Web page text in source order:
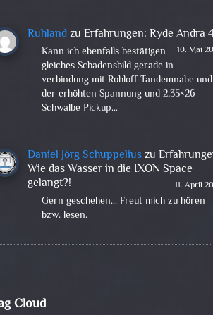
RuhlandzuErfahrungen: Ryde Andra
10. Mai
Kann ich ebenfalls bestätigen
gleiches Schadensbild gerade in
verbindung mit Rohloff Tandemnabe und
der erhöhten Spannung und 2,35×26
Schwalbe Pickup…
Daniel Jörg Schuppeliuszu
Wie das Wasser in die IXON Space
gelangt?!
11. April
Gern geschehen... Freut mich zu hören
bzw. lesen.
Cloud